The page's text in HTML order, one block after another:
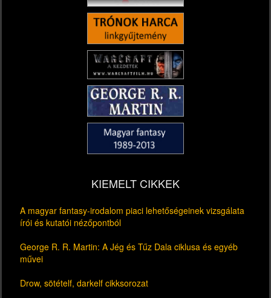
KIEMELT CIKKEK
A magyar fantasy-irodalom piaci lehetőségeinek vizsgálata
írói és kutatói nézőpontból
George R. R. Martin: A Jég és Tűz Dala ciklusa és egyéb
művei
Drow, sötételf, darkelf cikksorozat